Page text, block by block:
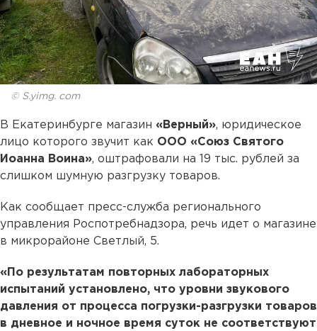
© S.yimg. com
В Екатеринбурге магазин «Верный», юридическое
лицо которого звучит как ООО «Союз Святого
Иоанна Воина», оштрафовали на 19 тыс. рублей за
слишком шумную разгрузку товаров.
Как сообщает пресс-служба регионального
управления Роспотребнадзора, речь идет о магазине
в микрорайоне Светлый, 5.
«По результатам повторных лабораторных
испытаний установлено, что уровни звукового
давления от процесса погрузки-разгрузки товаров
в дневное и ночное время суток не соответствуют